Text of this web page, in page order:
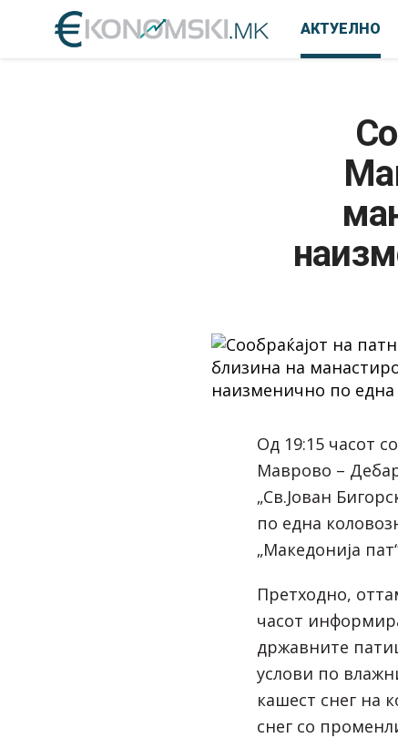
АКТУЕЛНО
Од 19:15 часот
Маврово –
„Св.Јован
по една
„Македонија
Претходно,
часот
државните
услови по
кашест снег на
снег со